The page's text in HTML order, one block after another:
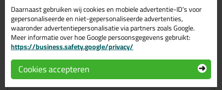
afwerking: de houten tongspatels, ook wel bekend als kitspatels.
Ondanks hun bescheiden verschijning spelen deze houten
spatels een cruciale rol bij het gladstrijken en vormgeven van
kitvoegen, waardoor ze onmisbaar zijn voor zowel professionals
als doe-het-zelvers.
Tongspatels (afwerkspatel, afwerkhoutje) een uitstekende tool
om je kitvoegen mee af te gladden of af te messen. Een
professionele kwaliteit in een doos van 100 stuks.
Daarnaast gebruiken wij cookies en mobiele advertentie-ID’s voor
gepersonaliseerde en niet-gepersonaliseerde advertenties,
waaronder advertentiepersonalisatie via partners zoals Google.
Meer informatie over hoe Google persoonsgegevens gebruikt:
https://business.safety.google/privacy/
Cookies accepteren